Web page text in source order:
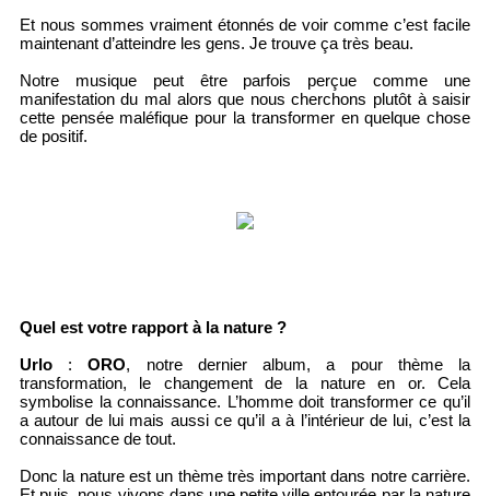
Et nous sommes vraiment étonnés de voir comme c’est facile
maintenant d’atteindre les gens. Je trouve ça très beau.
Notre musique peut être parfois perçue comme une
manifestation du mal alors que nous cherchons plutôt à saisir
cette pensée maléfique pour la transformer en quelque chose
de positif.
Quel est votre rapport à la nature ?
Urlo:ORO, notre dernier album, a pour thème la
transformation, le changement de la nature en or. Cela
symbolise la connaissance. L’homme doit transformer ce qu’il
a autour de lui mais aussi ce qu’il a à l’intérieur de lui, c’est la
connaissance de tout.
Donc la nature est un thème très important dans notre carrière.